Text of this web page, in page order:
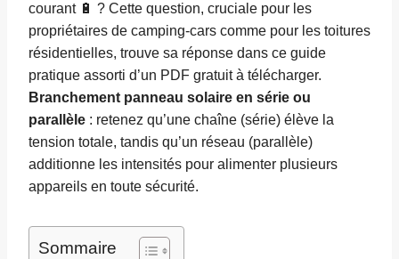
courant 🔋 ? Cette question, cruciale pour les
propriétaires de camping-cars comme pour les toitures
résidentielles, trouve sa réponse dans ce guide
pratique assorti d’un PDF gratuit à télécharger.
Branchement panneau solaire en série ou
parallèle : retenez qu’une chaîne (série) élève la
tension totale, tandis qu’un réseau (parallèle)
additionne les intensités pour alimenter plusieurs
appareils en toute sécurité.
Sommaire